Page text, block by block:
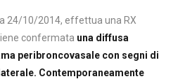
24/10/2014, effettua una RX
confermata una diffusa
peribroncovasale con segni di
Contemporaneamente